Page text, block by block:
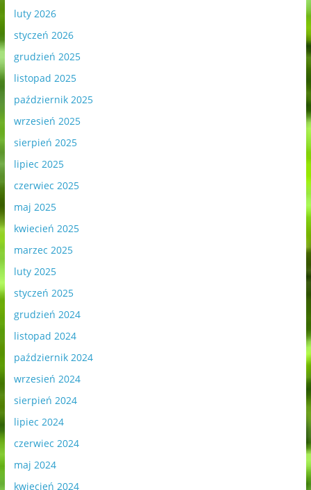
luty 2026
styczeń 2026
grudzień 2025
listopad 2025
październik 2025
wrzesień 2025
sierpień 2025
lipiec 2025
czerwiec 2025
maj 2025
kwiecień 2025
marzec 2025
luty 2025
styczeń 2025
grudzień 2024
listopad 2024
październik 2024
wrzesień 2024
sierpień 2024
lipiec 2024
czerwiec 2024
maj 2024
kwiecień 2024